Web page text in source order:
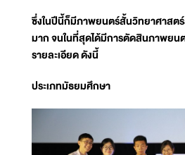
ซึ่งในปีนี้ก็มีภาพยนตร์สั้นวิทยาศาสตร์
มาก จนในที่สุดได้มีการตัดสินภาพยน
รายละเอียด ดังนี้
ประเภทมัธยมศึกษา